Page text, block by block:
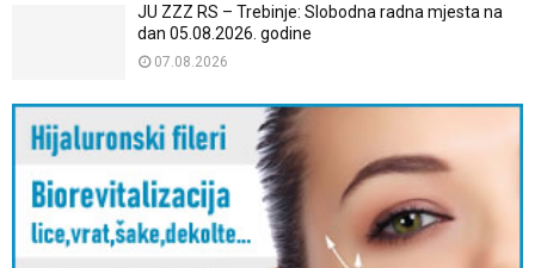
JU ZZZ RS – Trebinje: Slobodna radna mjesta na
dan 05.08.2026. godine
07.08.2026